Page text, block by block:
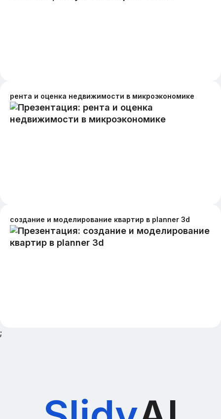
рента и оценка недвижимости в микроэкономике
создание и моделирование квартир в planner 3d
;